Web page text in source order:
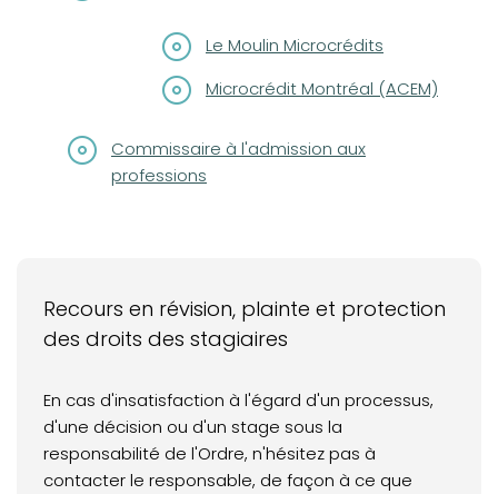
(opens in a new tab)
Le Moulin Microcrédits
(opens in a new tab)
Microcrédit Montréal (ACEM)
(opens in a new tab)
Commissaire à l'admission aux
professions
Recours en révision, plainte et protection
des droits des stagiaires
En cas d'insatisfaction à l'égard d'un processus,
d'une décision ou d'un stage sous la
responsabilité de l'Ordre, n'hésitez pas à
contacter le responsable, de façon à ce que